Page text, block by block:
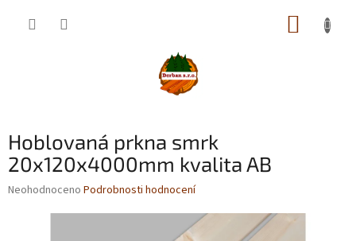
Hoblovaná prkna smrk
20x120x4000mm kvalita AB
Průměrné
Neohodnoceno Podrobnosti hodnocení